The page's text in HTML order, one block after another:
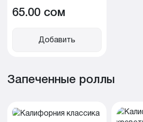
65.00 cом
Добавить
Запеченные роллы